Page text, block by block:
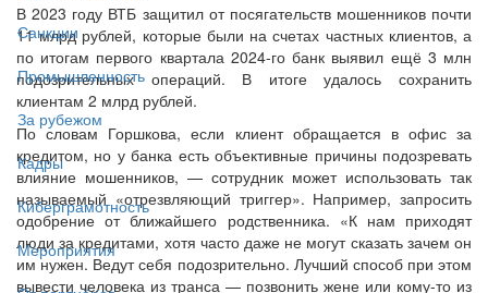
Санкции
Промышленность
За рубежом
Кадры
Киберграмотность
Мероприятия
В 2023 году ВТБ защитил от посягательств мошенников почти
11 млрд рублей, которые были на счетах частных клиентов, а
по итогам первого квартала 2024-го банк выявил ещё 3 млн
подозрительных операций. В итоге удалось сохранить
клиентам 2 млрд рублей.
По словам Горшкова, если клиент обращается в офис за
кредитом, но у банка есть объективные причины подозревать
влияние мошенников, — сотрудник может использовать так
называемый «отрезвляющий триггер». Например, запросить
одобрение от ближайшего родственника. «К нам приходят
люди за кредитами, хотя часто даже не могут сказать зачем он
им нужен. Ведут себя подозрительно. Лучший способ при этом
вывести человека из транса — позвонить жене или кому-то из